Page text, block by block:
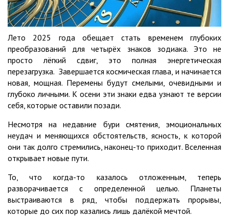
Лето 2025 года обещает стать временем глубоких
преобразований для четырёх знаков зодиака. Это не
просто лёгкий сдвиг, это полная энергетическая
перезагрузка. Завершается космическая глава, и начинается
новая, мощная. Перемены будут смелыми, очевидными и
глубоко личными. К осени эти знаки едва узнают те версии
себя, которые оставили позади.
Несмотря на недавние бури смятения, эмоциональных
неудач и меняющихся обстоятельств, ясность, к которой
они так долго стремились, наконец-то приходит. Вселенная
открывает новые пути.
То, что когда-то казалось отложенным, теперь
разворачивается с определенной целью. Планеты
выстраиваются в ряд, чтобы поддержать прорывы,
которые до сих пор казались лишь далёкой мечтой.